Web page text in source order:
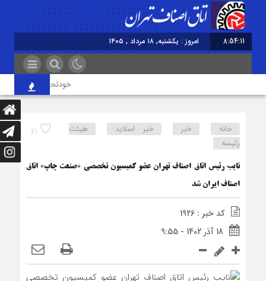
8:54:11 امروز : یکشنبه, ۱۸ مرداد , ۱۴۰۵
خودتحریمی از
41 خانه خبر خبر اسلايد
هیئت
رئیسه
نایب رئیس اتاق اصناف تهران عضو کمیسیون تخصصی «صنعت چاپ» اتاق
اصناف ایران شد
کد خبر : 1926
18 آذر 1402 - 9:55